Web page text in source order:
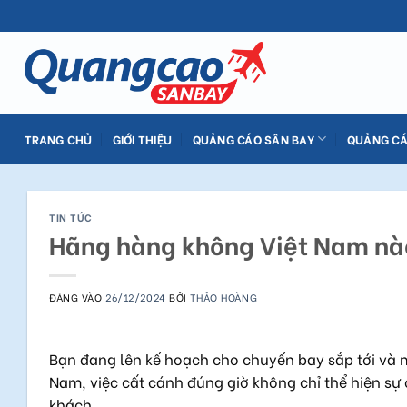
qua
dung
TRANG CHỦ GIỚI THIỆU QUẢNG CÁO SÂN BAY QUẢNG
TIN TỨC
Hãng hàng không Việt Nam
ĐĂNG VÀO 26/12/2024 BỞITHẢO HOÀNG
Bạn đang lên kế hoạch cho chuyến bay sắp tới
Nam, việc cất cánh đúng giờ không chỉ thể hiện